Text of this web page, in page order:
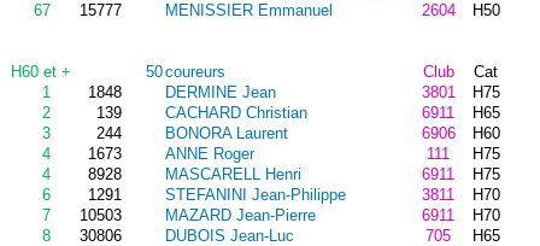
67
15777 MENISSIER Emmanuel 2604 H50
H60 et + 50coureurs Club
Cat
1
1848 DERMINE Jean 3801
H75
2
139 CACHARD Christian 6911
H65
3
244 BONORA Laurent 6906
H60
4
1673 ANNE Roger 111
H75
4
8928 MASCARELL Henri 6911
H75
6
1291 STEFANINI Jean-Philippe 3811
H70
7
10503 MAZARD Jean-Pierre 6911
H70
8
30806 DUBOIS Jean-Luc 705
H65